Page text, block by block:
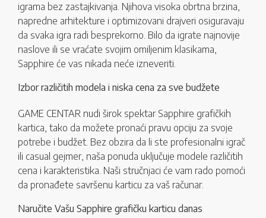
igrama bez zastajkivanja. Njihova visoka obrtna brzina,
napredne arhitekture i optimizovani drajveri osiguravaju
da svaka igra radi besprekorno. Bilo da igrate najnovije
naslove ili se vraćate svojim omiljenim klasikama,
Sapphire će vas nikada neće izneveriti.
Izbor različitih modela i niska cena za sve budžete
GAME CENTAR nudi širok spektar Sapphire grafičkih
kartica, tako da možete pronaći pravu opciju za svoje
potrebe i budžet. Bez obzira da li ste profesionalni igrač
ili casual gejmer, naša ponuda uključuje modele različitih
cena i karakteristika. Naši stručnjaci će vam rado pomoći
da pronađete savršenu karticu za vaš računar.
Naručite Vašu Sapphire grafičku karticu danas